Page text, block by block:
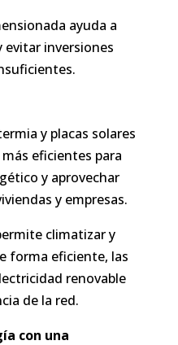
ayuda a
inversiones
y placas solares
eficientes para
y aprovechar
y empresas.
climatizar y
forma eficiente, las
renovable
de la red.
con una